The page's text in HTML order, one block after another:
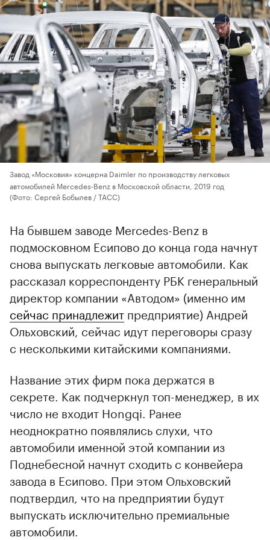
Завод «Московия» концерна Daimler по производству легковых
автомобилей Mercedes-Benz в Московской области, 2019 год
(Фото: Сергей Бобылев / ТАСС)
На бывшем заводе Mercedes-Benz в
подмосковном Есипово до конца года начнут
снова выпускать легковые автомобили. Как
рассказал корреспонденту РБК генеральный
директор компании «Автодом» (именно им
сейчас принадлежит предприятие) Андрей
Ольховский, сейчас идут переговоры сразу
с несколькими китайскими компаниями.
Название этих фирм пока держатся в
секрете. Как подчеркнул топ-менеджер, в их
число не входит Hongqi. Ранее
неоднократно появлялись слухи, что
автомобили именной этой компании из
Поднебесной начнут сходить с конвейера
завода в Есипово. При этом Ольховский
подтвердил, что на предприятии будут
выпускать исключительно премиальные
автомобили.